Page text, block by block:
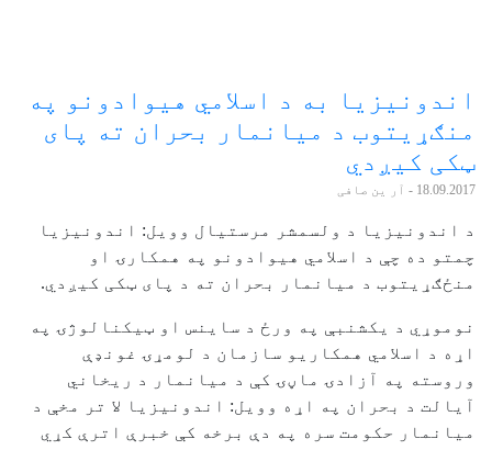
اندونیزیا به د اسلامي هیوادونو په
منګړیتوب د میانمار بحران ته پای
ټکی کیږدي
18.09.2017 - آر ین صافی
د اندونیزیا د ولسمشر مرستیال وویل: اندونیزیا
چمتو ده چې د اسلامي هیوادونو په همکارۍ او
منځګړیتوب د میانمار بحران ته د پای ټکی کیږدي.
نوموړي د یکشنبې په ورځ د ساینس او ټیکنالوژۍ په
اړه د اسلامي همکاریو سازمان د لومړۍ غونډې
وروسته په آزادۍ ماڼۍ کې د میانمار د ریخاني
آیالت د بحران په اړه وویل: اندونیزیا لا تر مخې د
میانمار حکومت سره په دې برخه کې خبرې اترې کړي